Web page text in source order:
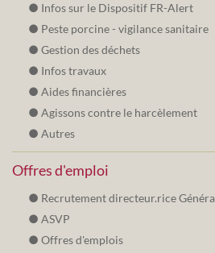
Infos sur le Dispositif FR-Alert
Peste porcine - vigilance sanitaire
Gestion des déchets
Infos travaux
Aides financières
Agissons contre le harcèlement
Autres
Offres d'emploi
Recrutement directeur.rice
ASVP
Offres d'emplois